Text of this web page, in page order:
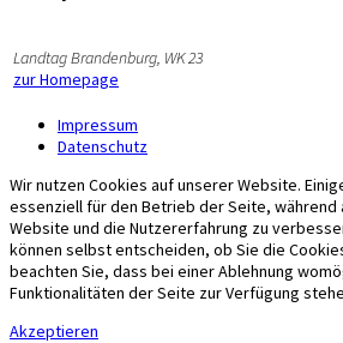
Landtag Brandenburg, WK 23
zur Homepage
Impressum
Datenschutz
Wir nutzen Cookies auf unserer Website.
essenziell für den Betrieb der Seite, während
Website und die Nutzererfahrung zu
können selbst entscheiden, ob Sie die
beachten Sie, dass bei einer Ablehnung
Funktionalitäten der Seite zur Verfügung
Akzeptieren